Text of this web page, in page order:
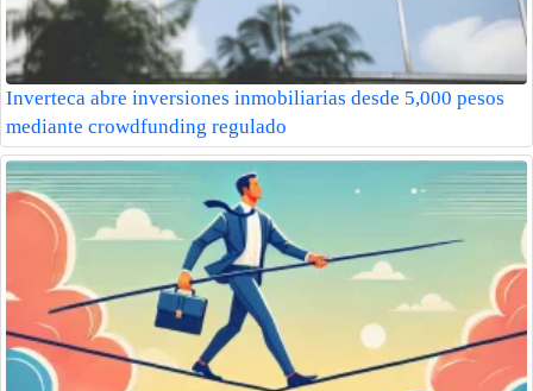
Inverteca abre inversiones inmobiliarias desde 5,000 pesos
mediante crowdfunding regulado